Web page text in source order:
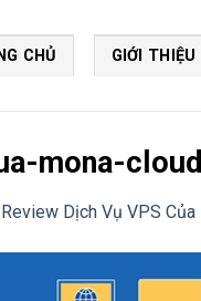
CHỦ GIỚI THIỆU
mona-
Review Dịch Vụ VPS